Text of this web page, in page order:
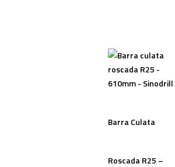
Barra Culata
Roscada R25 –